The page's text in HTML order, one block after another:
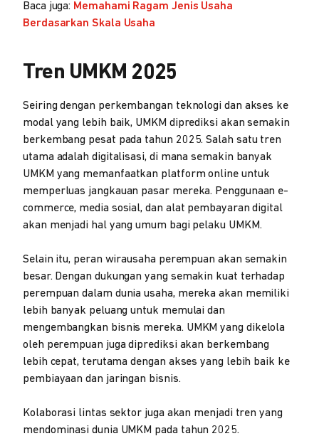
Baca juga: Memahami Ragam Jenis Usaha
Berdasarkan Skala Usaha
Tren UMKM 2025
Seiring dengan perkembangan teknologi dan akses ke
modal yang lebih baik, UMKM diprediksi akan semakin
berkembang pesat pada tahun 2025. Salah satu tren
utama adalah digitalisasi, di mana semakin banyak
UMKM yang memanfaatkan platform online untuk
memperluas jangkauan pasar mereka. Penggunaan e-
commerce, media sosial, dan alat pembayaran digital
akan menjadi hal yang umum bagi pelaku UMKM.
Selain itu, peran wirausaha perempuan akan semakin
besar. Dengan dukungan yang semakin kuat terhadap
perempuan dalam dunia usaha, mereka akan memiliki
lebih banyak peluang untuk memulai dan
mengembangkan bisnis mereka. UMKM yang dikelola
oleh perempuan juga diprediksi akan berkembang
lebih cepat, terutama dengan akses yang lebih baik ke
pembiayaan dan jaringan bisnis.
Kolaborasi lintas sektor juga akan menjadi tren yang
mendominasi dunia UMKM pada tahun 2025.